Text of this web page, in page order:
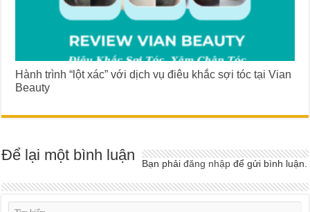
Hành trình “lột xác” với dịch vụ điêu khắc sợi tóc tại Vian
Beauty
Để lại một bình luận Bạn phảiđăng nhập để gửi bình luận.